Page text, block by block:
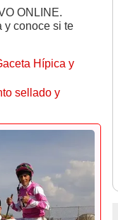
ONLINE.
y conoce si te
Hípica y
sellado y